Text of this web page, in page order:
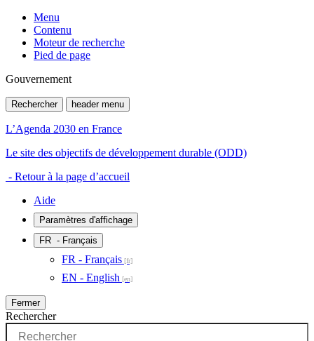
Menu
Contenu
Moteur de recherche
Pied de page
Gouvernement
Rechercher header menu
L’Agenda 2030 en France
Le site des objectifs de développement durable (ODD)
- Retour à la page d’accueil
Aide
Paramètres d'affichage
FR - Français
FR - Français
EN - English
Fermer
Rechercher